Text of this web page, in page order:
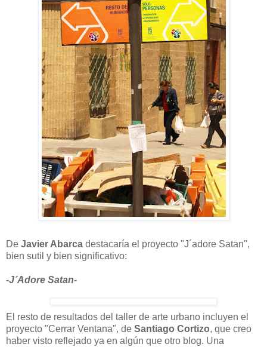
De Javier Abarca destacaría el proyecto "J´adore Satan",
bien sutil y bien significativo:
-J´Adore Satan-
El resto de resultados del taller de arte urbano incluyen el
proyecto "Cerrar Ventana", de Santiago Cortizo, que creo
haber visto reflejado ya en algún que otro blog. Una